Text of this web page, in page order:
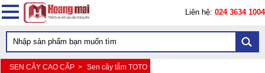
Liên hệ: 024 3634 1004
SEN CÂY CAO CẤP > Sen cây tắm TOTO